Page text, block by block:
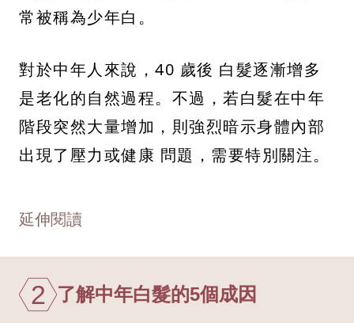
常被稱為少年白。
對於中年人來說，40 歲後 白髮逐漸增多
是老化的自然過程。不過，若白髮在中年
階段突然大量增加，則強烈暗示身體內部
出現了壓力或健康 問題，需要特別關注。
延伸閱讀
2 了解中年白髮的5個成因